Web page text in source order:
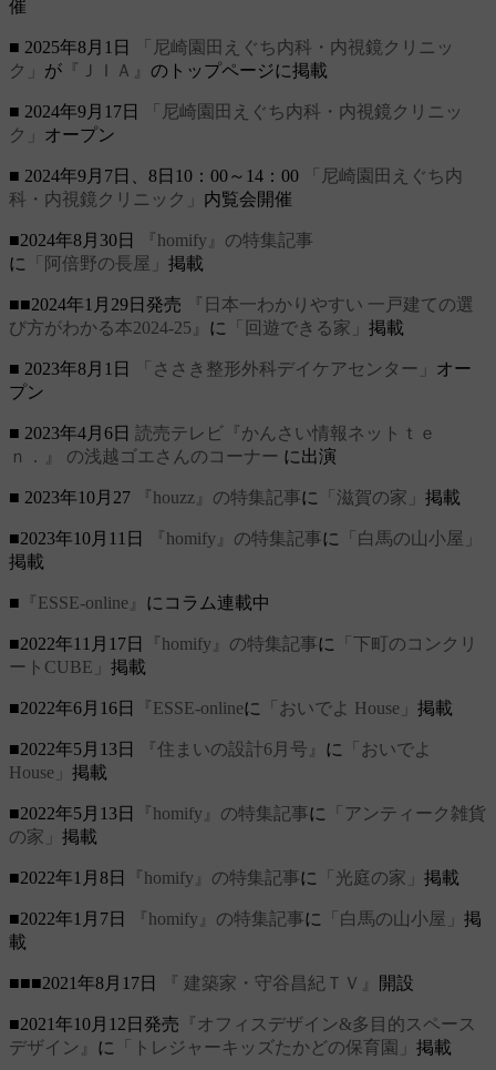
催
■ 2025年8月1日
「尼崎園田えぐち内科・内視鏡クリニッ
ク」 が 『ＪＩＡ』 のトップページに掲載
■ 2024年9月17日
「尼崎園田えぐち内科・内視鏡クリニッ
ク」 オープン
■ 2024年9月7日、8日10：00～14：00
「尼崎園田えぐち内
科・内視鏡クリニック」 内覧会開催
■2024年8月30日
『homify』の特集記事
に
「阿倍野の長屋」 掲載
■■2024年1月29日発売
『日本一わかりやすい 一戸建ての選
び方がわかる本2024-25』 に 「回遊できる家」 掲載
■ 2023年8月1日 「ささき整形外科デイケアセンター」 オー
プン
■ 2023年4月6日 読売テレビ『かんさい情報ネットｔｅ
ｎ．』 の浅越ゴエさんのコーナー に出演
■ 2023年10月27 『houzz』の特集記事に 「滋賀の家」 掲載
■2023年10月11日 『homify』の特集記事に
「白馬の山小屋」
掲載
■ 『ESSE-online』 にコラム連載中
■2022年11月17日 『homify』の特集記事に
「下町のコンクリ
ートCUBE」 掲載
■2022年6月16日 『ESSE-onlineに 「おいでよ House」 掲載
■2022年5月13日 『住まいの設計6月号』 に
「おいでよ
House」 掲載
■2022年5月13日 『homify』の特集記事に
「アンティーク雑貨
の家」 掲載
■2022年1月8日 『homify』の特集記事に 「光庭の家」 掲載
■2022年1月7日 『homify』の特集記事に 「白馬の山小屋」 掲
載
■■■2021年8月17日 『 建築家・守谷昌紀ＴＶ』 開設
■2021年10月12日発売 『オフィスデザイン&多目的スペース
デザイン』 に 「トレジャーキッズたかどの保育園」 掲載